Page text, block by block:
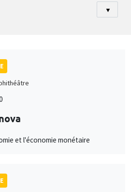
▼
et l'économie monétaire